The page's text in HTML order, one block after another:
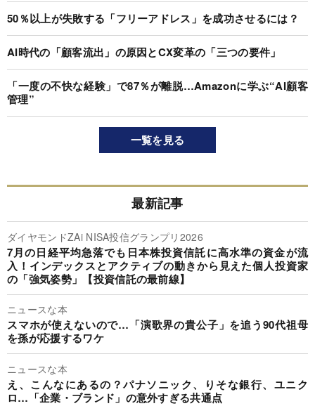
50％以上が失敗する「フリーアドレス」を成功させるには？
AI時代の「顧客流出」の原因とCX変革の「三つの要件」
「一度の不快な経験」で87％が離脱…Amazonに学ぶ“AI顧客
管理”
一覧を見る
最新記事
ダイヤモンドZAi NISA投信グランプリ2026
7月の日経平均急落でも日本株投資信託に高水準の資金が流
入！インデックスとアクティブの動きから見えた個人投資家
の「強気姿勢」【投資信託の最前線】
ニュースな本
スマホが使えないので…「演歌界の貴公子」を追う90代祖母
を孫が応援するワケ
ニュースな本
え、こんなにあるの？パナソニック、りそな銀行、ユニク
ロ…「企業・ブランド」の意外すぎる共通点